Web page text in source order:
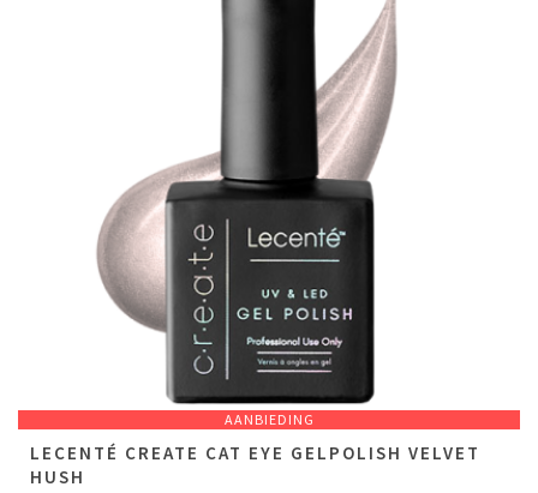
AANBIEDING
LECENTÉ CREATE CAT EYE GELPOLISH VELVET
HUSH